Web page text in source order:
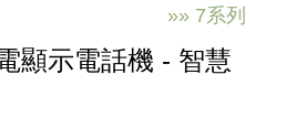
»» 7系列
顯示電話機 - 智慧